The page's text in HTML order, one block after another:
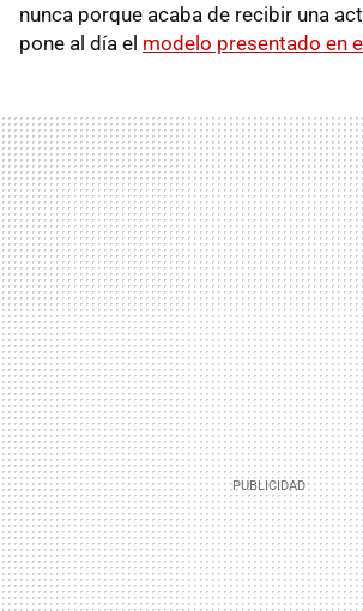
nunca porque acaba de recibir una
pone al día el modelo presentado en